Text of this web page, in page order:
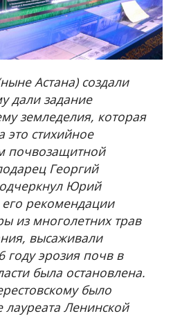
Астана) создали
дали задание
земледелия, которая
это стихийное
почвозащитной
Георгий
Юрий
рекомендации
из многолетних трав
высаживали
году эрозия почв в
была остановлена.
было
лауреата Ленинской